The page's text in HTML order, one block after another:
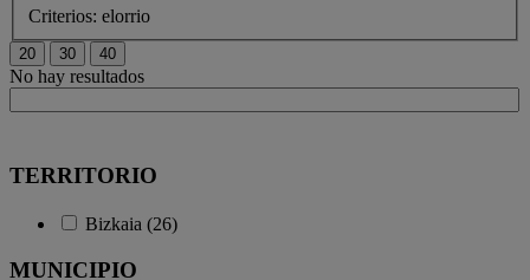
Criterios: elorrio
No hay resultados
TERRITORIO
Bizkaia (26)
MUNICIPIO